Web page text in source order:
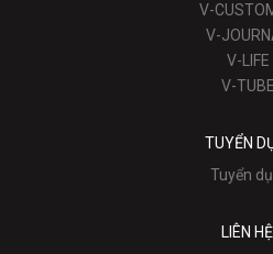
V-
V-
V-LIFE
V-TUBE
TUYỂN
Tuyển
LIÊN HỆ